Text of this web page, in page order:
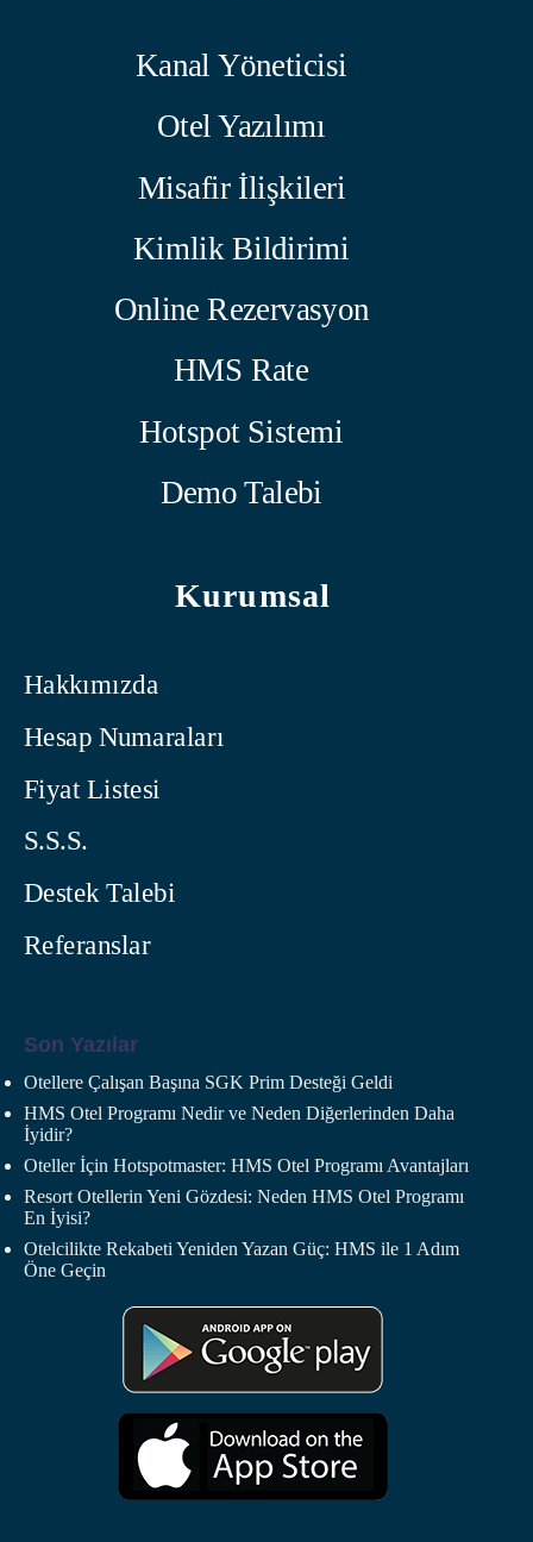
Kanal Yöneticisi
Otel Yazılımı
Misafir İlişkileri
Kimlik Bildirimi
Online Rezervasyon
HMS Rate
Hotspot Sistemi
Demo Talebi
Kurumsal
Hakkımızda
Hesap Numaraları
Fiyat Listesi
S.S.S.
Destek Talebi
Referanslar
Son Yazılar
Otellere Çalışan Başına SGK Prim Desteği Geldi
HMS Otel Programı Nedir ve Neden Diğerlerinden Daha
İyidir?
Oteller İçin Hotspotmaster: HMS Otel Programı Avantajları
Resort Otellerin Yeni Gözdesi: Neden HMS Otel Programı
En İyisi?
Otelcilikte Rekabeti Yeniden Yazan Güç: HMS ile 1 Adım
Öne Geçin